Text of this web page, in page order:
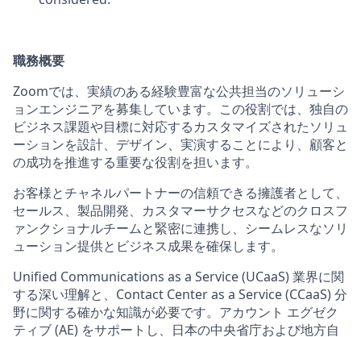
職務概要
Zoomでは、実績のある経験豊富な公共担当のソリューシ
ョンエンジニアを募集しています。この役割では、独自の
ビジネス課題や目標に対応するカスタマイズされたソリュ
ーションを設計、デザイン、実演することにより、 顧客と
の成功を推進する重要な役割を担います。
お客様とチャネルパートナーの信頼できる擁護者として、
セールス、製品開発、カスタマーサクセスなどのクロスフ
ァンクショナルチームと緊密に連携し、シームレスなソリ
ューション提供とビジネス成果を確保します。
Unified Communications as a Service (UCaaS) 業界に関
する深い理解と、Contact Center as a Service (CCaaS) 分
野に関する確かな知識が必要です。アカウント エグゼク
ティブ (AE) をサポートし、日本の中央省庁および地方自